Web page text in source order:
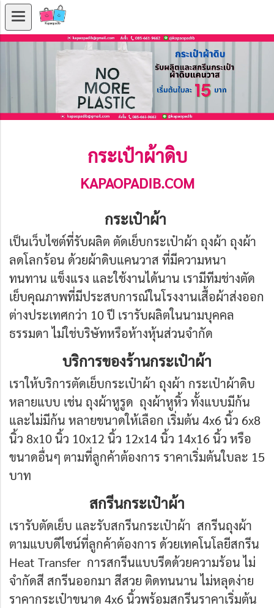
กระเป๋าผ้าดิบ
KAPAOPADIB.COM
กระเป๋าผ้า
เป็นเว็บไซต์ที่รับผลิต ตัดเย็บกระเป๋าผ้า ถุงผ้า ถุงผ้า
ลดโลกร้อน ด้วยผ้าดิบแคนวาส ที่มีความหนา
ทนทาน แข็งแรง และใช้งานได้นาน เรามีทีมช่างตัด
เย็บคุณภาพที่มีประสบการณ์ในโรงงานเสื้อผ้าส่งออก
ต่างประเทศกว่า 10 ปี เรารับผลิตในนามบุคคล
ธรรมดา ไม่ใช่บริษัทหรือห้างหุ้นส่วนจำกัด
บริการของร้านกระเป๋าผ้า
เราให้บริการตัดเย็บกระเป๋าผ้า ถุงผ้า กระเป๋าผ้าดิบ
หลายแบบ เช่น ถุงผ้าหูรูด ถุงผ้าหูหิ้ว ทั้งแบบมีก้น
และไม่มีก้น หลายขนาดให้เลือก เริ่มต้น 4x6 นิ้ว 6x8
นิ้ว 8x10 นิ้ว 10x12 นิ้ว 12x14 นิ้ว 14x16 นิ้ว หรือ
ขนาดอื่นๆ ตามที่ลูกค้าต้องการ ราคาเริ่มต้นใบละ 15
บาท
สกรีนกระเป๋าผ้า
เรารับตัดเย็บ และรับสกรีนกระเป๋าผ้า สกรีนถุงผ้า
ตามแบบดีไซน์ที่ลูกค้าต้องการ ด้วยเทคโนโลยีสกรีน
Heat Transfer การสกรีนแบบรีดด้วยความร้อน ไม่
จำกัดสี สกรีนออกมา สีสวย ติดทนนาน ไม่หลุดง่าย
ราคากระเป๋าขนาด 4x6 นิ้วพร้อมสกรีนราคาเริ่มต้น